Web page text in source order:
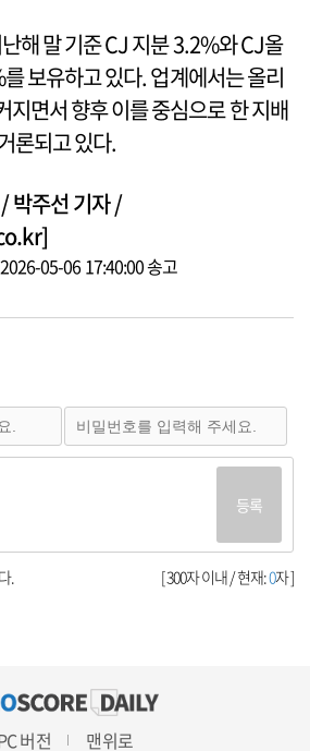
해 말 기준 CJ 지분 3.2%와 CJ올
보유하고 있다. 업계에서는 올리
지면서 향후 이를 중심으로 한 지배
론되고 있다.
박주선 기자 /
05-06 17:40:00 송고
등록
[ 300자 이내 / 현재:0자 ]
.
버전 맨위로